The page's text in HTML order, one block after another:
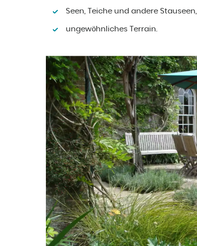
Seen, Teiche und andere Stauseen,
ungewöhnliches Terrain.